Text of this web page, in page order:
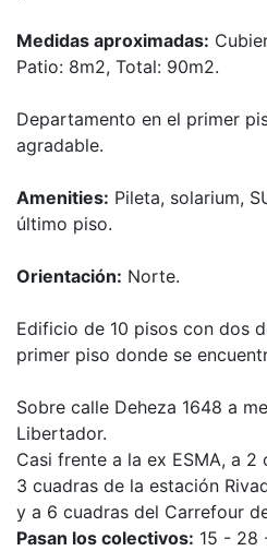
Medidas aproximadas:
Patio: 8m2, Total: 90m2.
Departamento en el primer
agradable.
Amenities: Pileta, solarium,
último piso.
Orientación: Norte.
Edificio de 10 pisos con dos
primer piso donde se
Sobre calle Deheza 1648 a
Libertador.
Casi frente a la ex ESMA, a 2
3 cuadras de la estación
y a 6 cuadras del Carrefour
Pasan los colectivos: 15 - 28